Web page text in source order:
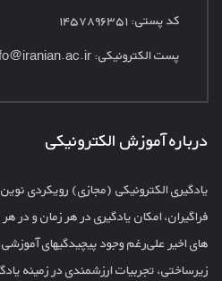
کد پستی: ۱۴۵۷۸۹۶۳۵۱
پست الکترونیکی:
درباره آموزش الکترونیکی
یادگیری الکترونیکی (مجازی) رویکردی
فراگیران، امکان یادگیری در هر زمان و در
های اخیر علی‌رغم وجود پیچیدگیهای
زیرساختی، تجربیات ارزشمندی در زمینه